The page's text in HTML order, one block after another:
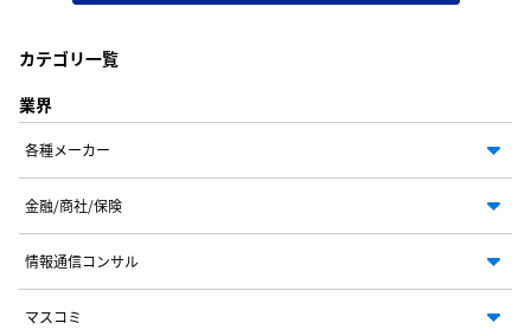
カテゴリ一覧
業界
各種メーカー
金融/商社/保険
情報通信コンサル
マスコミ